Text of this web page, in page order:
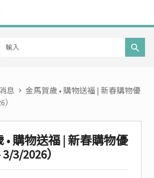
息
金馬賀歲 • 購物送福 | 新春購物優
• 購物送福 | 新春購物優
3/2026）